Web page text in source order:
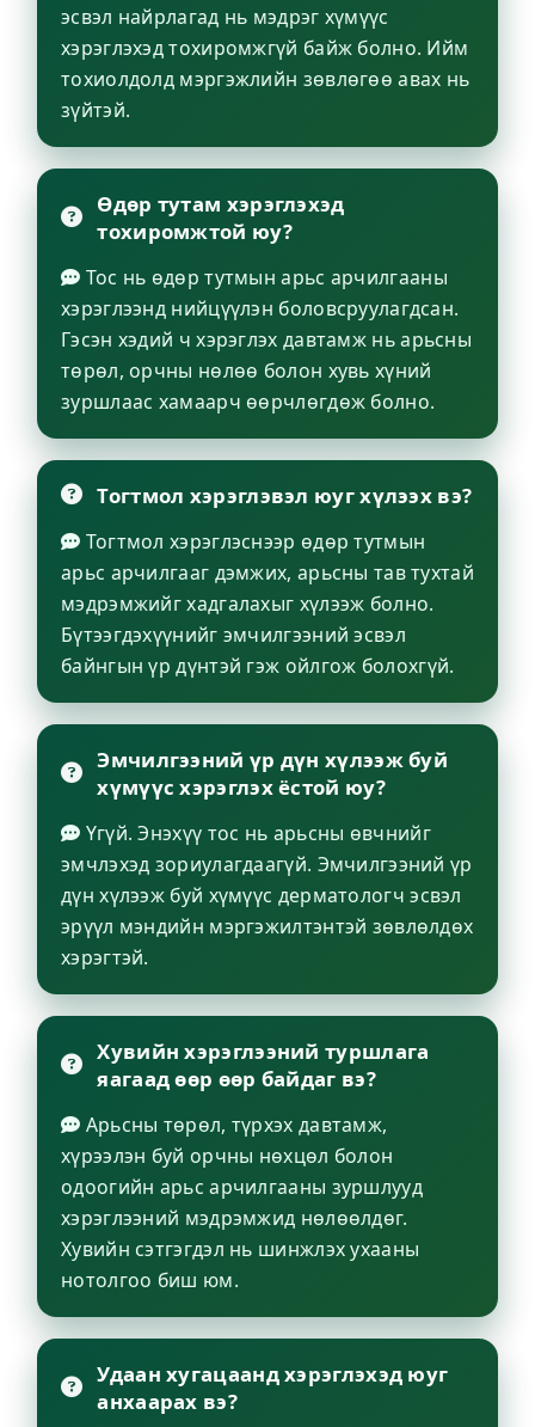
эсвэл найрлагад нь мэдрэг хүмүүс
хэрэглэхэд тохиромжгүй байж болно. Ийм
тохиолдолд мэргэжлийн зөвлөгөө авах нь
зүйтэй.
Өдөр тутам хэрэглэхэд
тохиромжтой юу?
Тос нь өдөр тутмын арьс арчилгааны
хэрэглээнд нийцүүлэн боловсруулагдсан.
Гэсэн хэдий ч хэрэглэх давтамж нь арьсны
төрөл, орчны нөлөө болон хувь хүний
зуршлаас хамаарч өөрчлөгдөж болно.
Тогтмол хэрэглэвэл юуг хүлээх вэ?
Тогтмол хэрэглэснээр өдөр тутмын
арьс арчилгааг дэмжих, арьсны тав тухтай
мэдрэмжийг хадгалахыг хүлээж болно.
Бүтээгдэхүүнийг эмчилгээний эсвэл
байнгын үр дүнтэй гэж ойлгож болохгүй.
Эмчилгээний үр дүн хүлээж буй
хүмүүс хэрэглэх ёстой юу?
Үгүй. Энэхүү тос нь арьсны өвчнийг
эмчлэхэд зориулагдаагүй. Эмчилгээний үр
дүн хүлээж буй хүмүүс дерматологч эсвэл
эрүүл мэндийн мэргэжилтэнтэй зөвлөлдөх
хэрэгтэй.
Хувийн хэрэглээний туршлага
яагаад өөр өөр байдаг вэ?
Арьсны төрөл, түрхэх давтамж,
хүрээлэн буй орчны нөхцөл болон
одоогийн арьс арчилгааны зуршлууд
хэрэглээний мэдрэмжид нөлөөлдөг.
Хувийн сэтгэгдэл нь шинжлэх ухааны
нотолгоо биш юм.
Удаан хугацаанд хэрэглэхэд юуг
анхаарах вэ?